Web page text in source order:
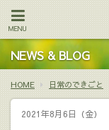
MENU
NEWS & BLOG
HOME 日常のできごと
2021年8月6日（金）